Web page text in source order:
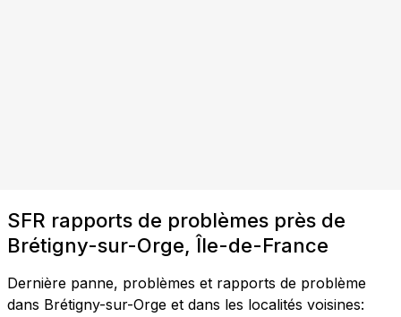
SFR rapports de problèmes près de
Brétigny-sur-Orge, Île-de-France
Dernière panne, problèmes et rapports de problème
dans Brétigny-sur-Orge et dans les localités voisines: